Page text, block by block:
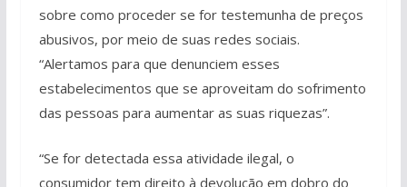
sobre como proceder se for testemunha de preços
abusivos, por meio de suas redes sociais.
“Alertamos para que denunciem esses
estabelecimentos que se aproveitam do sofrimento
das pessoas para aumentar as suas riquezas”.
“Se for detectada essa atividade ilegal, o
consumidor tem direito à devolução em dobro do